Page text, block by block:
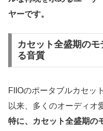
ヤーです。
カセット全盛期の
る音質
FIIOのポータブルカセッ
以来、多くのオーディオ
特に、カセット全盛期の